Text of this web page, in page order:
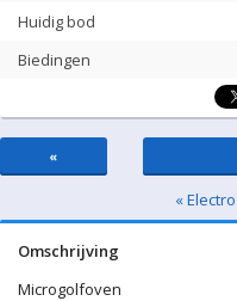
Huidig bod
Biedingen
«
« Electro
Omschrijving
Microgolfoven